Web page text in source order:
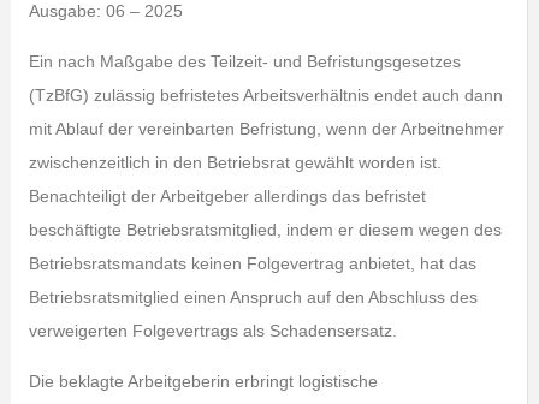
Ausgabe: 06 – 2025
Ein nach Maßgabe des Teilzeit- und Befristungsgesetzes
(TzBfG) zulässig befristetes Arbeitsverhältnis endet auch dann
mit Ablauf der vereinbarten Befristung, wenn der Arbeitnehmer
zwischenzeitlich in den Betriebsrat gewählt worden ist.
Benachteiligt der Arbeitgeber allerdings das befristet
beschäftigte Betriebsratsmitglied, indem er diesem wegen des
Betriebsratsmandats keinen Folgevertrag anbietet, hat das
Betriebsratsmitglied einen Anspruch auf den Abschluss des
verweigerten Folgevertrags als Schadensersatz.
Die beklagte Arbeitgeberin erbringt logistische